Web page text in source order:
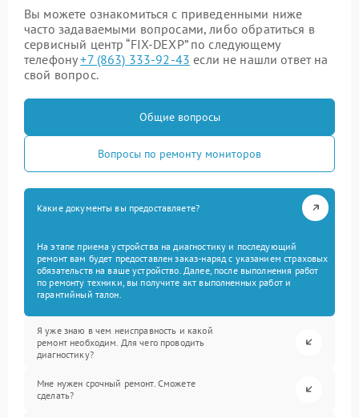
Вы можете ознакомиться с приведенными ниже
часто задаваемыми вопросами, либо обратиться в
сервисный центр “FIX-DEXP” по следующему
телефону+7 (863) 333-92-43 если не нашли ответ на
свой вопрос.
Общие вопросы
Вопросы по ремонту мониторов
Какие документы вы предоставляете?
На этапе приема устройства на диагностику и последующий
ремонт вам будет предоставлен заказ-наряд с указанием страховых
обязательств на ваше устройство. Далее, после выполнения работ
по ремонту техники, вы получите акт выполненных работ и
гарантийный талон.
Я уже знаю в чем неисправность и какой
ремонт необходим. Для чего проводить
диагностику?
Мне нужен срочный ремонт. Сможете
сделать?